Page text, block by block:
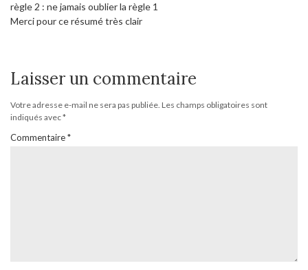
règle 2 : ne jamais oublier la règle 1
Merci pour ce résumé très clair
Laisser un commentaire
Votre adresse e-mail ne sera pas publiée. Les champs obligatoires sont
indiqués avec*
Commentaire*